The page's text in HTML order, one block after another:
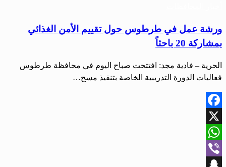
ورشة عمل في طرطوس حول تقييم الأمن الغذائي
بمشاركة 20 باحثاً
الحرية – فادية مجد: افتتحت صباح اليوم في محافظة طرطوس
فعاليات الدورة التدريبية الخاصة بتنفيذ مسح…
Facebook
X
WhatsApp
Viber